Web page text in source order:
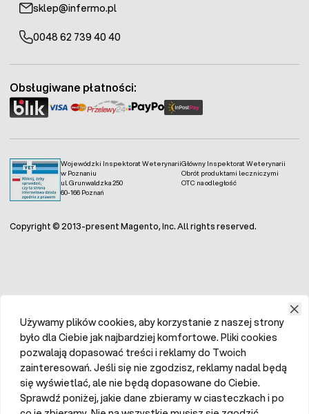
sklep@infermo.pl
0048 62 739 40 40
Wojewódzki Inspektorat Weterynarii
w Poznaniu
ul. Grunwaldzka 250
60-166 Poznań
Główny Inspektorat Weterynarii
Obrót produktami leczniczymi
OTC na odległość
Obsługiwane płatności:
Copyright © 2013-present Magento, Inc. All rights reserved.
Używamy plików cookies, aby korzystanie z naszej strony
było dla Ciebie jak najbardziej komfortowe. Pliki cookies
pozwalają dopasować treści i reklamy do Twoich
zainteresowań. Jeśli się nie zgodzisz, reklamy nadal będą
się wyświetlać, ale nie będą dopasowane do Ciebie.
Sprawdź poniżej, jakie dane zbieramy w ciasteczkach i po